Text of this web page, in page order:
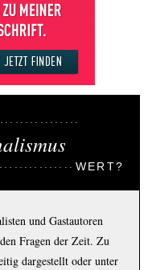
WERT?
und Gastautoren
Fragen der Zeit. Zu
dargestellt oder unter